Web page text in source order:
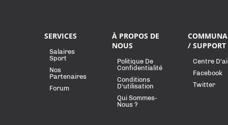
SERVICES
Salaires
Sport
Nos
Partenaires
Forum
À PROPOS DE
NOUS
Politique De
Confidentialité
Conditions
D'utilisation
Qui Sommes-
Nous ?
/ SUPPORT
Centre
Facebook
Twitter